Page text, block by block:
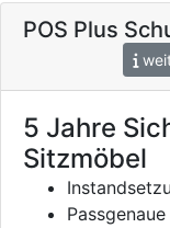
POS Plus
5 Jahre
Sitzmöbel